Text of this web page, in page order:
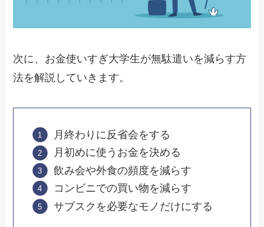
次に、お金使いすぎ大学生が無駄遣いを減らす方
法を解説していきます。
月終わりに反省会をする
月初めに使うお金を決める
飲み会や外食の頻度を減らす
コンビニでの買い物を減らす
サブスクを必要なモノだけにする